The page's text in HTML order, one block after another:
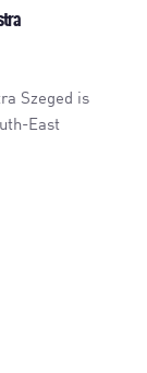
Szeged is
East